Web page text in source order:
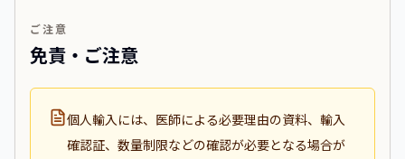
ご注意
免責・ご注意
個人輸入には、医師による必要理由の資料、輸入
確認証、数量制限などの確認が必要となる場合が